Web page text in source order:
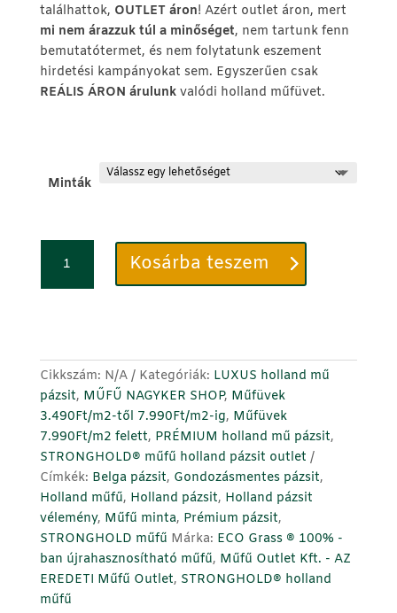
találhattok, OUTLET áron! Azért outlet áron, mert
mi nem árazzuk túl a minőséget, nem tartunk fenn
bemutatótermet, és nem folytatunk eszement
hirdetési kampányokat sem. Egyszerűen csak
REÁLIS ÁRON árulunkvalódi holland műfüvet.
Minták
STRONGHOLD
és
Holland
luxus
pázsit
műfű
minta
-
1m
x
1m-
es
darab
mennyiség
Kosárba teszem
Cikkszám: N/A Kategóriák: LUXUS holland mű
pázsit, MŰFŰ NAGYKER SHOP, Műfüvek
3.490Ft/m2-től 7.990Ft/m2-ig, Műfüvek
7.990Ft/m2 felett, PRÉMIUM holland mű pázsit,
STRONGHOLD® műfű holland pázsit outlet
Címkék: Belga pázsit, Gondozásmentes pázsit,
Holland műfű, Holland pázsit, Holland pázsit
vélemény, Műfű minta, Prémium pázsit,
STRONGHOLD műfű Márka: ECO Grass ® 100% -
ban újrahasznosítható műfű, Műfű Outlet Kft. - AZ
EREDETI Műfű Outlet, STRONGHOLD® holland
műfű